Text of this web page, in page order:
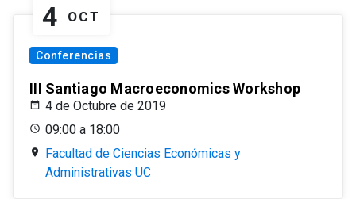
4 OCT
Conferencias
III Santiago Macroeconomics Workshop
4 de Octubre de 2019
09:00 a 18:00
Facultad de Ciencias Económicas y
Administrativas UC